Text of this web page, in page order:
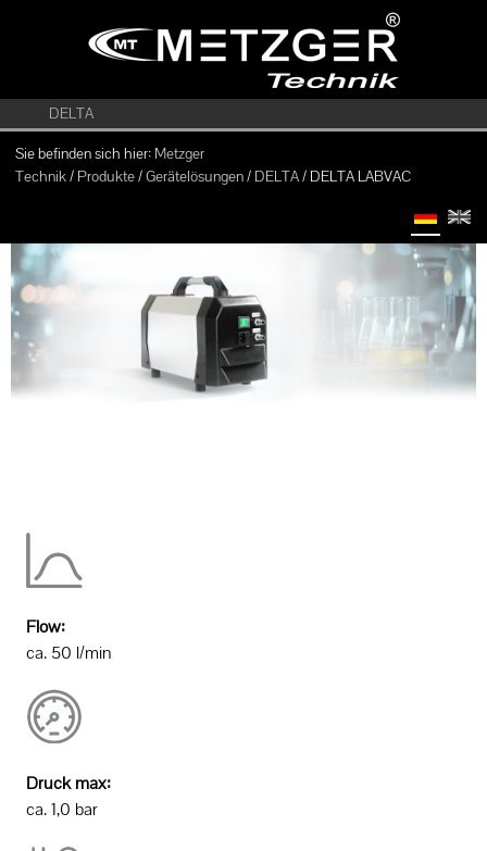
DELTA
Sie befinden sich hier: Metzger
Technik/ Produkte/Gerätelösungen/ DELTA/ DELTA LABVAC
Flow:
ca. 50 l/min
Druck max:
ca. 1,0 bar